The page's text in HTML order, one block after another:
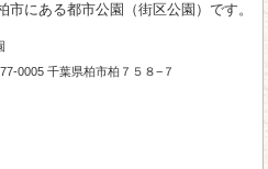
市にある都市公園（街区公園）です。
0005 千葉県柏市柏７５８−７